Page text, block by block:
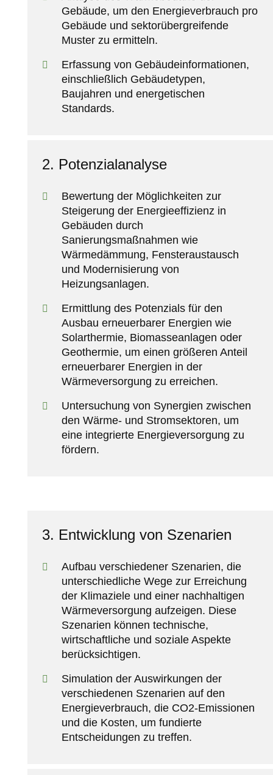
Gebäude, um den Energieverbrauch pro
Gebäude und sektorübergreifende
Muster zu ermitteln.
Erfassung von Gebäudeinformationen,
einschließlich Gebäudetypen,
Baujahren und energetischen
Standards.
2. Potenzialanalyse
Bewertung der Möglichkeiten zur
Steigerung der Energieeffizienz in
Gebäuden durch
Sanierungsmaßnahmen wie
Wärmedämmung, Fensteraustausch
und Modernisierung von
Heizungsanlagen.
Ermittlung des Potenzials für den
Ausbau erneuerbarer Energien wie
Solarthermie, Biomasseanlagen oder
Geothermie, um einen größeren Anteil
erneuerbarer Energien in der
Wärmeversorgung zu erreichen.
Untersuchung von Synergien zwischen
den Wärme- und Stromsektoren, um
eine integrierte Energieversorgung zu
fördern.
3. Entwicklung von Szenarien
Aufbau verschiedener Szenarien, die
unterschiedliche Wege zur Erreichung
der Klimaziele und einer nachhaltigen
Wärmeversorgung aufzeigen. Diese
Szenarien können technische,
wirtschaftliche und soziale Aspekte
berücksichtigen.
Simulation der Auswirkungen der
verschiedenen Szenarien auf den
Energieverbrauch, die CO2-Emissionen
und die Kosten, um fundierte
Entscheidungen zu treffen.